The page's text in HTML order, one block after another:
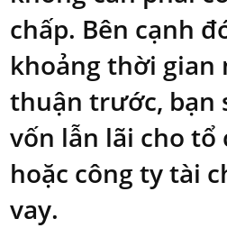
chấp. Bên cạnh
khoảng thời gian
thuận trước, bạn
vốn lẫn lãi cho
hoặc công ty tài
vay.